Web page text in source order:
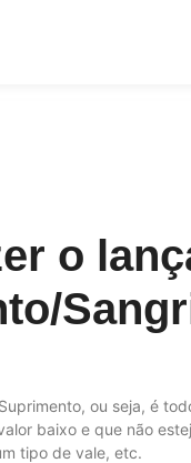
o
ou seja, é
baixo e que não
tipo de vale, etc.